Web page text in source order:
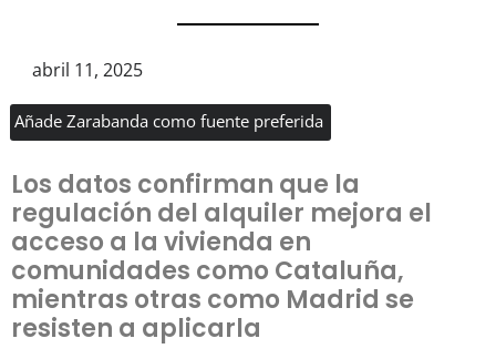
abril 11, 2025
Añade Zarabanda como fuente preferida
Los datos confirman que la
regulación del alquiler mejora el
acceso a la vivienda en
comunidades como Cataluña,
mientras otras como Madrid se
resisten a aplicarla